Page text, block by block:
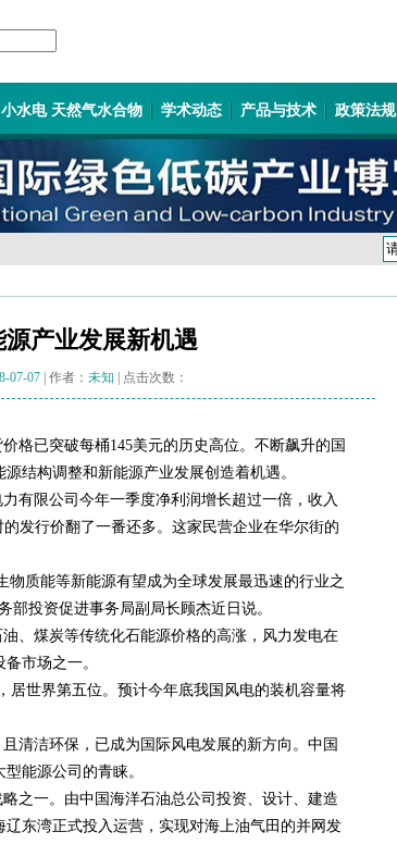
水电 天然气水合物 学术动态 产品与技术 政策法规
产业发展新机遇
07-07 | 作者： 未知 | 点击次数：
格已突破每桶145美元的历史高位。不断飙升的国
结构调整和新能源产业发展创造着机遇。
有限公司今年一季度净利润增长超过一倍，收入
发行价翻了一番还多。这家民营企业在华尔街的
质能等新能源有望成为全球发展最迅速的行业之
部投资促进事务局副局长顾杰近日说。
、煤炭等传统化石能源价格的高涨，风力发电在
市场之一。
居世界第五位。预计今年底我国风电的装机容量将
清洁环保，已成为国际风电发展的新方向。中国
能源公司的青睐。
之一。由中国海洋石油总公司投资、设计、建造
东湾正式投入运营，实现对海上油气田的并网发